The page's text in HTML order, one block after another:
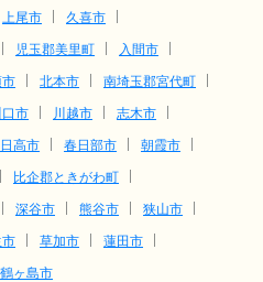
上尾市
久喜市
児玉郡美里町
入間市
北本市
南埼玉郡宮代町
口市 川越市
志木市
日高市 春日部市
朝霞市
比企郡ときがわ町
深谷市 熊谷市
狭山市
草加市
蓮田市
鶴ヶ島市